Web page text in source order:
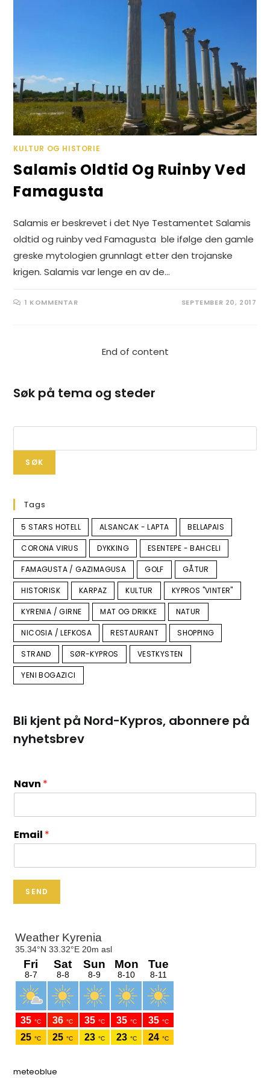
KULTUR OG HISTORIE
Salamis Oldtid Og Ruinby Ved
Famagusta
Salamis er beskrevet i det Nye Testamentet Salamis
oldtid og ruinby ved Famagusta ble ifølge den gamle
greske mytologien grunnlagt etter den trojanske
krigen. Salamis var lenge en av de…
1 KOMMENTAR SEPTEMBER 20, 2017
End of content
Søk på tema og steder
SØK
Tags
5 STARS HOTELL ALSANCAK - LAPTA BELLAPAIS
CORONA VIRUS DYKKING ESENTEPE - BAHCELI
FAMAGUSTA / GAZIMAGUSA GOLF GÅTUR
HISTORISK KARPAZ KULTUR KYPROS "VINTER"
KYRENIA / GIRNE MAT OG DRIKKE NATUR
NICOSIA / LEFKOSA RESTAURANT SHOPPING
STRAND SØR-KYPROS VESTKYSTEN
YENI BOGAZICI
Bli kjent på Nord-Kypros, abonnere på
nyhetsbrev
Navn *
Email *
SEND
meteoblue